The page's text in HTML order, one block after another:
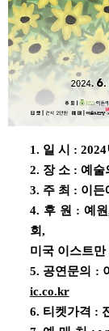
1. 일 시 :
2. 장 소 : 예술
3. 주 최 : 이든
4. 후 원 : 예
회,
미국 이스트만
5. 공연문의 :
ic.co.kr
6. 티켓가격 :